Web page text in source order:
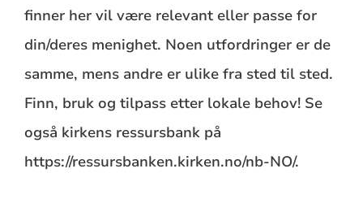
finner her vil være relevant eller passe for
din/deres menighet. Noen utfordringer er de
samme, mens andre er ulike fra sted til sted.
Finn, bruk og tilpass etter lokale behov! Se
også kirkens ressursbank på
https://ressursbanken.kirken.no/nb-NO/.